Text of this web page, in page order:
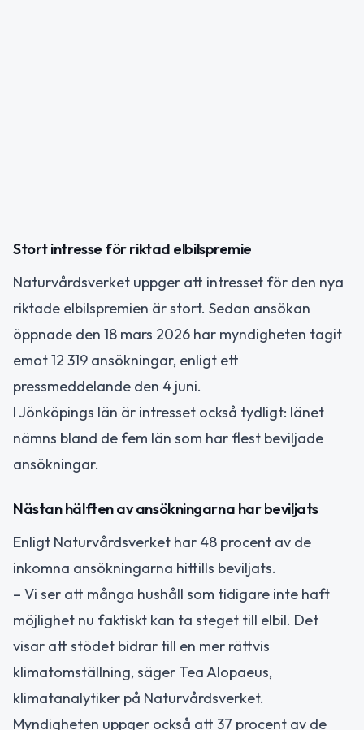
Stort intresse för riktad elbilspremie
Naturvårdsverket uppger att intresset för den nya
riktade elbilspremien är stort. Sedan ansökan
öppnade den 18 mars 2026 har myndigheten tagit
emot 12 319 ansökningar, enligt ett
pressmeddelande den 4 juni.
I Jönköpings län är intresset också tydligt: länet
nämns bland de fem län som har flest beviljade
ansökningar.
Nästan hälften av ansökningarna har beviljats
Enligt Naturvårdsverket har 48 procent av de
inkomna ansökningarna hittills beviljats.
– Vi ser att många hushåll som tidigare inte haft
möjlighet nu faktiskt kan ta steget till elbil. Det
visar att stödet bidrar till en mer rättvis
klimatomställning, säger Tea Alopaeus,
klimatanalytiker på Naturvårdsverket.
Myndigheten uppger också att 37 procent av de